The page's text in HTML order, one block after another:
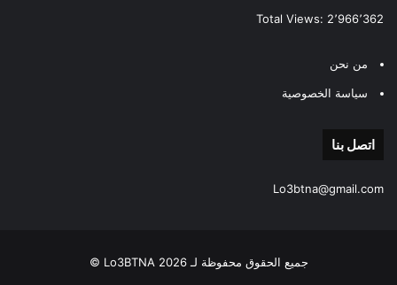
Total Views: 2٬966٬362
من نحن
سياسة الخصوصية
اتصل بنا
Lo3btna@gmail.com
جميع الحقوق محفوظة لـ Lo3BTNA 2026 ©